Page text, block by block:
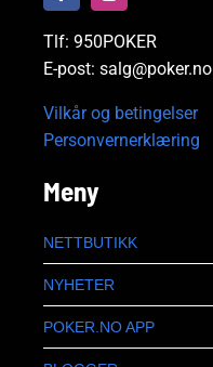
Tlf: 950POKER
E-post: salg@poker.no
Vilkår og betingelser
Personvernerklæring
Meny
NETTBUTIKK
NYHETER
POKER.NO APP